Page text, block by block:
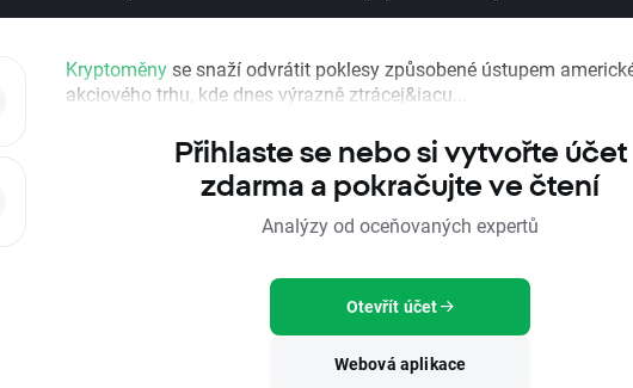
Kryptoměny se snaží odvrátit poklesy způsobené ústupem
akciového trhu, kde dnes výrazně ztrácej&iacu...
Přihlaste se nebo si vytvořte účet
zdarma a pokračujte ve čtení
Analýzy od oceňovaných expertů
Otevřít účet
Webová aplikace